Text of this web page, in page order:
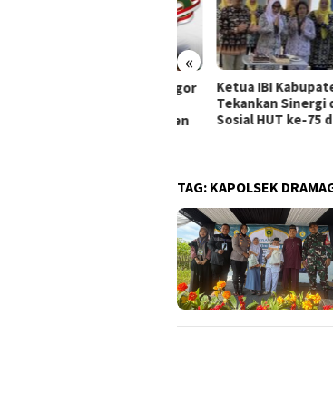
«
Ketua IBI Kabupaten
Tekankan Sinergi dalam
Sosial HUT ke-75 di
TAG: KAPOLSEK